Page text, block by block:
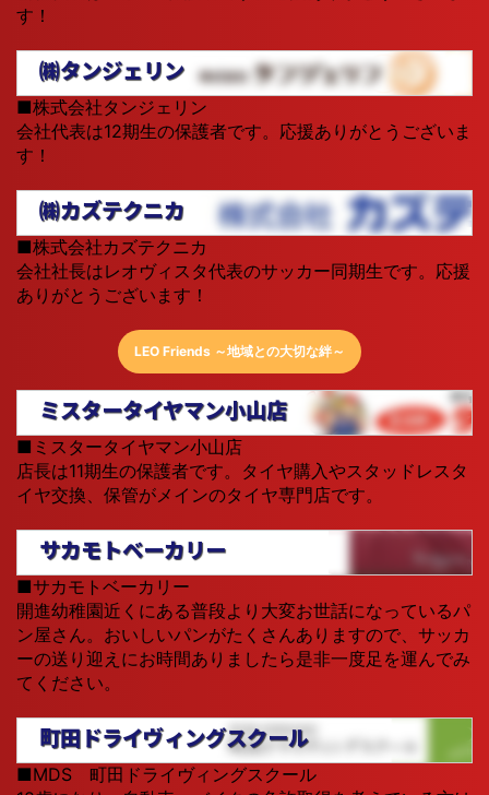
2026.02.202026年度 新一年生練習会のお
知らせをUPしました。
2026.02.20LEOVISTA通信 03月号 をUPしま
2026.02.15 試合結果(2.3.6学年)をUPしまし
た。
した。
2026.02.01試合結果(全学年)
をUPしまし
た。
2026.01.26試合結果(4.5.6学年)をUPしまし
た。
2026.01.20LEOVISTA通信 02月号
した。
2026.01.19
2026.01.12試合結果(1.2.3.4.5.6学年)をUPし
す！
㈱タンジェリン
■株式会社タンジェリン
会社代表は12期生の保護者です。応援ありがとうございま
す！
㈱カズテクニカ
■株式会社カズテクニカ
会社社長はレオヴィスタ代表のサッカー同期生です。応援
ありがとうございます！
LEO Friends ～地域との大切な絆～
ミスタータイヤマン小山店
■ミスタータイヤマン小山店
店長は11期生の保護者です。タイヤ購入やスタッドレスタ
イヤ交換、保管がメインのタイヤ専門店です。
サカモトベーカリー
■サカモトベーカリー
開進幼稚園近くにある普段より大変お世話になっているパ
ン屋さん。おいしいパンがたくさんありますので、サッカ
ーの送り迎えにお時間ありましたら是非一度足を運んでみ
てください。
町田ドライヴィングスクール
■MDS 町田ドライヴィングスクール